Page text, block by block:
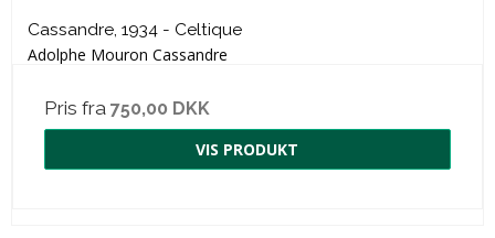
Cassandre, 1934 - Celtique
Adolphe Mouron Cassandre
Pris fra 750,00 DKK
VIS PRODUKT